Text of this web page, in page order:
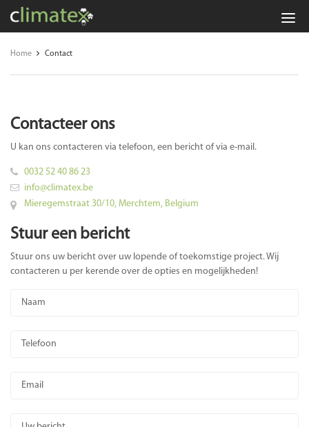
Climatex:
veiligheid,
preventie
advies
Home Contact
Contacteer ons
U kan ons contacteren via telefoon, een bericht of via e-mail.
0032 52 40 86 23
info@climatex.be
Mieregemstraat 30/10, Merchtem, Belgium
Stuur een bericht
Stuur ons uw bericht over uw lopende of toekomstige project. Wij
contacteren u per kerende over de opties en mogelijkheden!